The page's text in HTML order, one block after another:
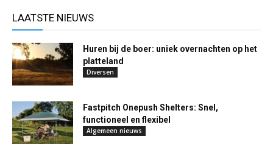
LAATSTE NIEUWS
Huren bij de boer: uniek overnachten op het
platteland
Diversen
Fastpitch Onepush Shelters: Snel,
functioneel en flexibel
Algemeen nieuws